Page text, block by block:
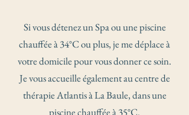
Si vous détenez un Spa ou une piscine
chauffée à 34°C ou plus, je me déplace à
votre domicile pour vous donner ce soin.
Je vous accueille également au centre de
thérapie Atlantis à La Baule, dans une
piscine chauffée à 35°C.